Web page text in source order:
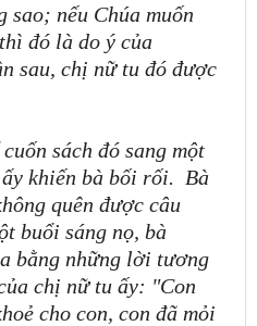
sao; nếu Chúa muốn
đó là do ý của
sau, chị nữ tu đó được
sách đó sang một
khiến bà bối rối. Bà
quên được câu
buổi sáng nọ, bà
bằng những lời tương
chị nữ tu ấy: "Con
cho con, con đã mỏi